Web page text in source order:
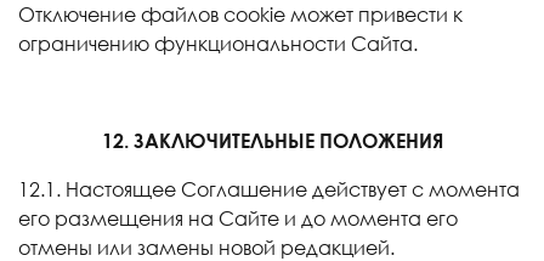
Отключение файлов cookie может привести к
ограничению функциональности Сайта.
12. ЗАКЛЮЧИТЕЛЬНЫЕ ПОЛОЖЕНИЯ
12.1. Настоящее Соглашение действует с момента
его размещения на Сайте и до момента его
отмены или замены новой редакцией.